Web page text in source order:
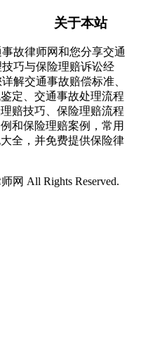
关于本站
故律师网和您分享交通
巧与保险理赔诉讼经
解交通事故赔偿标准、
定、交通事故处理流程
赔技巧、保险理赔流程
和保险理赔案例，常用
全，并免费提供保险律
网 All Rights Reserved.